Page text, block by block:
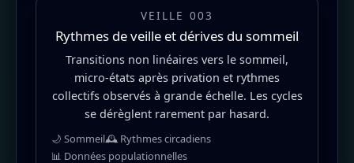
VEILLE 003
Rythmes de veille et dérives du sommeil
Transitions non linéaires vers le sommeil,
micro-états après privation et rythmes
collectifs observés à grande échelle. Les cycles
se dérèglent rarement par hasard.
🌙 Sommeil🕰️ Rythmes circadiens
📊 Données populationnelles